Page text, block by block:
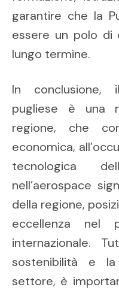
garantire che la
essere un polo di
lungo termine.
In conclusione,
pugliese è una
regione, che
economica,
tecnologica
nell’aerospace
della regione,
eccellenza nel
internazionale.
sostenibilità e
settore, è